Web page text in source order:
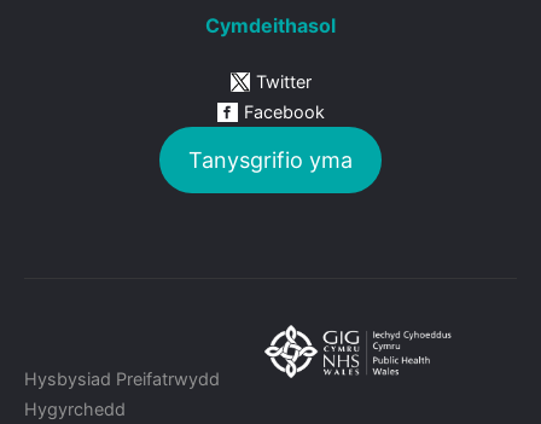
Cymdeithasol
Twitter
Facebook
Tanysgrifio yma
Hysbysiad Preifatrwydd
Hygyrchedd